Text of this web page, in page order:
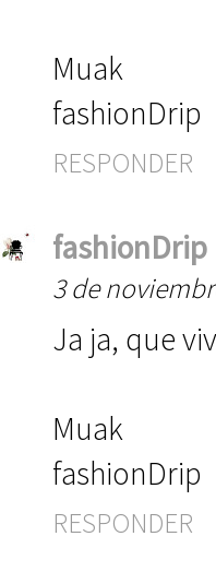
Muak
fashionDrip
RESPONDER
fashionDrip
3 de
Ja ja, que
Muak
fashionDrip
RESPONDER